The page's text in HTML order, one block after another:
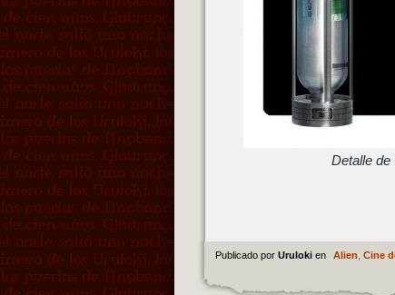
Detalle de
Publicado por Uruloki en Alien Cine